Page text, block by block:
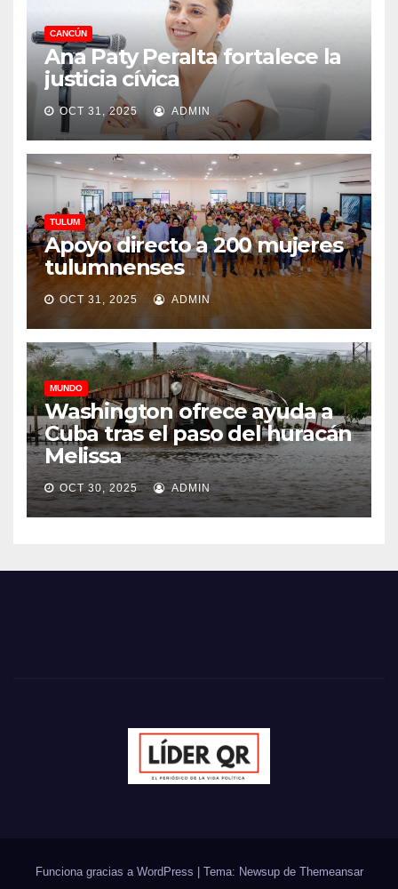
CANCÚN
Ana Paty Peralta fortalece la
justicia cívica
OCT 31, 2025 ADMIN
TULUM
Apoyo directo a 200 mujeres
tulumnenses
OCT 31, 2025 ADMIN
MUNDO
Washington ofrece ayuda a
Cuba tras el paso del huracán
Melissa
OCT 30, 2025 ADMIN
Funciona gracias a WordPress | Tema: Newsup de Themeansar